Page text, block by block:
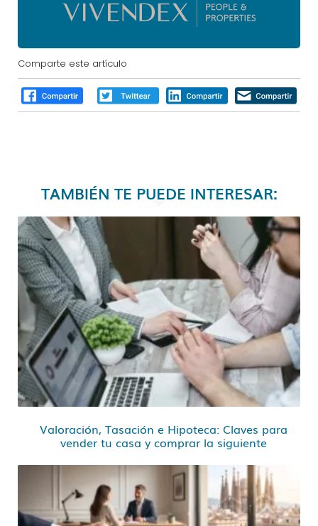
Comparte este artículo
TAMBIÉN TE PUEDE INTERESAR:
Valoración, Tasación e Hipoteca: Claves para
vender tu casa y comprar la siguiente